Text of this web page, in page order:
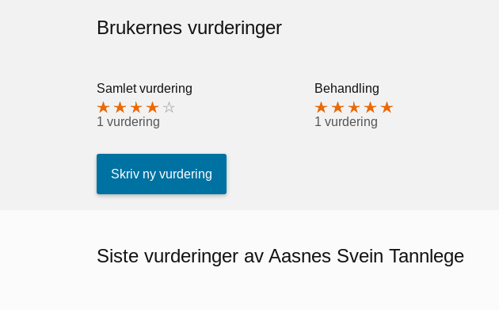
Brukernes vurderinger
Samlet vurdering
1 vurdering
Behandling
1 vurdering
Skriv ny vurdering
Siste vurderinger av Aasnes Svein Tannlege